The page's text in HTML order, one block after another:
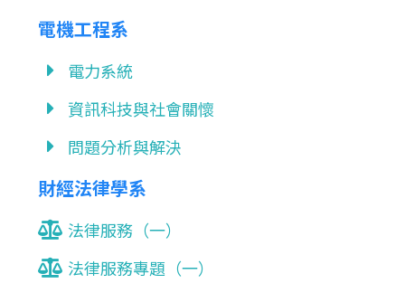
電機工程系
電力系統
資訊科技與社會關懷
問題分析與解決
財經法律學系
法律服務（一）
法律服務專題（一）